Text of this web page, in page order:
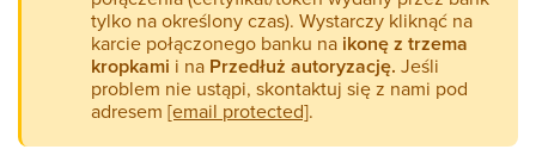
tylko na określony czas). Wystarczy kliknąć na
karcie połączonego banku na ikonę z trzema
kropkami i na Przedłuż autoryzację. Jeśli
problem nie ustąpi, skontaktuj się z nami pod
adresem [email protected].